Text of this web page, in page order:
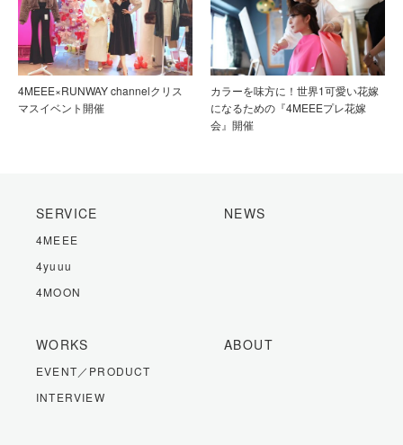
4MEEE×RUNWAY channelクリス
マスイベント開催
カラーを味方に！世界1可愛い花嫁
になるための『4MEEEプレ花嫁
会』開催
SERVICE
4MEEE
4yuuu
4MOON
NEWS
WORKS
EVENT／PRODUCT
INTERVIEW
ABOUT